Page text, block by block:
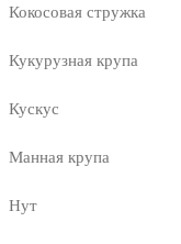
Кокосовая стружка
Кукурузная крупа
Кускус
Манная крупа
Нут